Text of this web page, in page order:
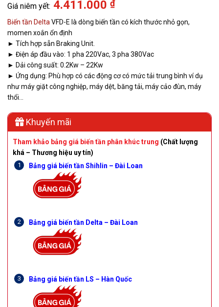
4.411.000 ₫
Biến tần Delta VFD-E là dòng biến tần có kích thước nhỏ gọn,
momen xoắn ổn định
► Tích hợp sẵn Braking Unit.
► Điện áp đầu vào: 1 pha 220Vac, 3 pha 380Vac
► Dải công suất: 0.2Kw – 22Kw
► Ứng dụng: Phù hợp có các động cơ có mức tải trung bình ví dụ
như máy giặt công nghiệp, máy dệt, băng tải, máy cảo đùn, máy
thổi…
Khuyến mãi
Tham khảo bảng giá biến tần phân khúc trung (Chất lượng
khá – Thương hiệu uy tín)
Bảng giá biến tần Shihlin – Đài Loan
Bảng giá biến tần Delta – Đài Loan
Bảng giá biến tần LS – Hàn Quốc